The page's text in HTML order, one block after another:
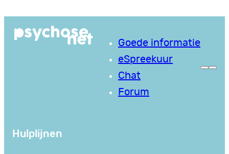
Goede informatie
eSpreekuur
Chat
Forum
Hulplijnen